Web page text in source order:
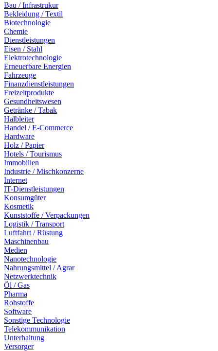
Bau / Infrastrukur
Bekleidung / Textil
Biotechnologie
Chemie
Dienstleistungen
Eisen / Stahl
Elektrotechnologie
Erneuerbare Energien
Fahrzeuge
Finanzdienstleistungen
Freizeitprodukte
Gesundheitswesen
Getränke / Tabak
Halbleiter
Handel / E-Commerce
Hardware
Holz / Papier
Hotels / Tourismus
Immobilien
Industrie / Mischkonzerne
Internet
IT-Dienstleistungen
Konsumgüter
Kosmetik
Kunststoffe / Verpackungen
Logistik / Transport
Luftfahrt / Rüstung
Maschinenbau
Medien
Nanotechnologie
Nahrungsmittel / Agrar
Netzwerktechnik
Öl / Gas
Pharma
Rohstoffe
Software
Sonstige Technologie
Telekommunikation
Unterhaltung
Versorger